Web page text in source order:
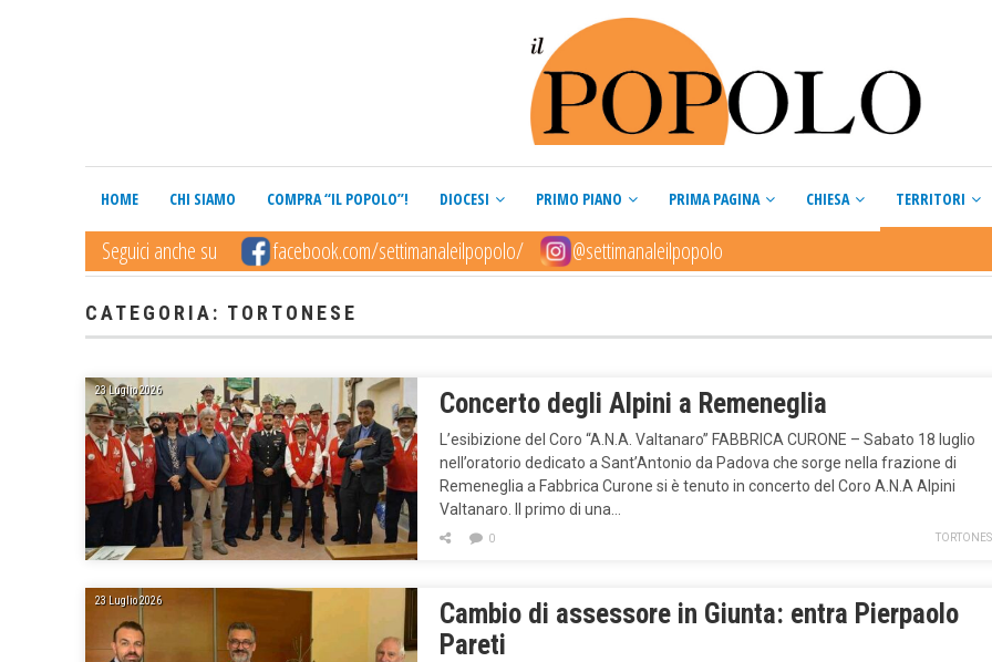
HOME CHI SIAMO COMPRA “IL POPOLO”! DIOCESI PRIMO PIANO PRIMA PAGINA CHIESA TERRITORI
Seguici anche su facebook.com/settimanaleilpopolo/ @settimanaleilpopolo
CATEGORIA: TORTONESE
23 Luglio 2026 Concerto degli Alpini a Remeneglia
L’esibizione del Coro “A.N.A. Valtanaro” FABBRICA CURONE – Sabato 18 luglio
nell’oratorio dedicato a Sant’Antonio da Padova che sorge nella frazione di
Remeneglia a Fabbrica Curone si è tenuto in concerto del Coro A.N.A Alpini
Valtanaro. Il primo di una…
0
23 Luglio 2026
Cambio di assessore in Giunta: entra Pierpaolo
Pareti